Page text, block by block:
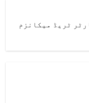
ٹریڈ میکانزم